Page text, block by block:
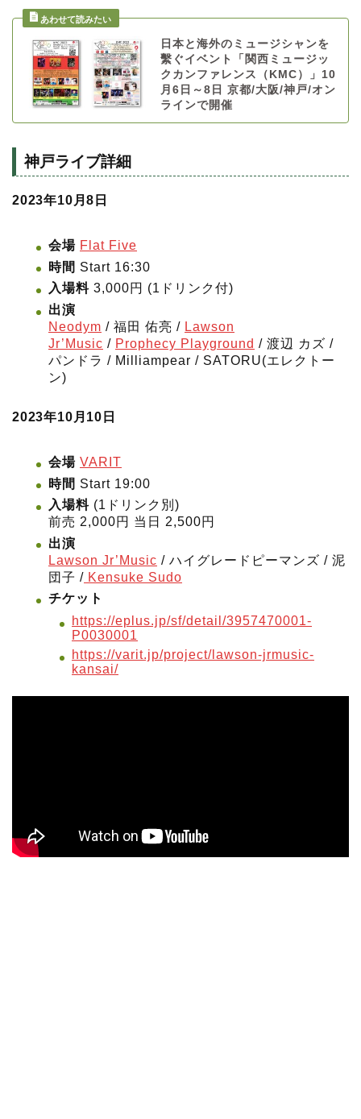
日本と海外のミュージシャンを
繫ぐイベント「関西ミュージッ
クカンファレンス（KMC）」10
月6日～8日 京都/大阪/神戸/オン
ラインで開催
神戸ライブ詳細
2023年10月8日
会場 Flat Five
時間 Start 16:30
入場料 3,000円 (1ドリンク付)
出演
Neodym / 福田 佑亮 / Lawson
Jr’Music / Prophecy Playground / 渡辺 カズ /
パンドラ / Milliampear / SATORU(エレクトー
ン)
2023年10月10日
会場 VARIT
時間 Start 19:00
入場料 (1ドリンク別)
前売 2,000円 当日 2,500円
出演
Lawson Jr’Music / ハイグレードピーマンズ / 泥
団子 / Kensuke Sudo
チケット
https://eplus.jp/sf/detail/3957470001-
P0030001
https://varit.jp/project/lawson-jrmusic-
kansai/